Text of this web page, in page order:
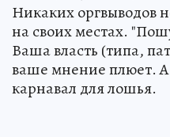
Никаких оргвыводов
на своих местах.
Ваша власть (типа,
ваше мнение плюет. А
карнавал для лошья.